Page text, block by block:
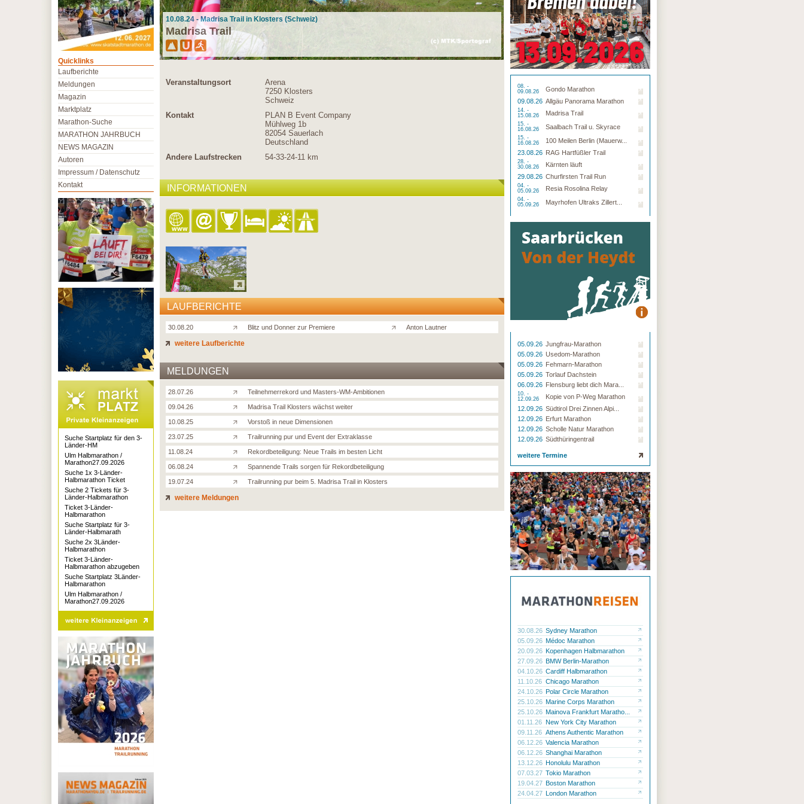
10.08.24 - Madrisa Trail in Klosters (Schweiz)
Madrisa Trail
Veranstaltungsort
Arena
7250 Klosters
Schweiz
Kontakt
PLAN B Event Company
Mühlweg 1b
82054 Sauerlach
Deutschland
Andere Laufstrecken
54-33-24-11 km
INFORMATIONEN
LAUFBERICHTE
30.08.20 Blitz und Donner zur Premiere Anton Lautner
weitere Laufberichte
MELDUNGEN
28.07.26 Teilnehmerrekord und Masters-WM-Ambitionen
09.04.26 Madrisa Trail Klosters wächst weiter
10.08.25 Vorstoß in neue Dimensionen
23.07.25 Trailrunning pur und Event der Extraklasse
11.08.24 Rekordbeteiligung: Neue Trails im besten Licht
06.08.24 Spannende Trails sorgen für Rekordbeteiligung
19.07.24 Trailrunning pur beim 5. Madrisa Trail in Klosters
weitere Meldungen
08. -
09.08.26
Gondo Marathon
09.08.26 Allgäu Panorama Marathon
14. -
15.08.26
Madrisa Trail
15. -
16.08.26
Saalbach Trail u. Skyrace
15. -
16.08.26
100 Meilen Berlin (Mauerw...
23.08.26 RAG Hartfüßler Trail
28. -
30.08.26
Kärnten läuft
29.08.26 Churfirsten Trail Run
04. -
05.09.26
Resia Rosolina Relay
04. -
05.09.26
Mayrhofen Ultraks Zillert...
05.09.26 Jungfrau-Marathon
05.09.26 Usedom-Marathon
05.09.26 Fehmarn-Marathon
05.09.26 Torlauf Dachstein
06.09.26 Flensburg liebt dich Mara...
10. -
12.09.26
Kopie von P-Weg Marathon
12.09.26 Südtirol Drei Zinnen Alpi...
12.09.26 Erfurt Marathon
12.09.26 Scholle Natur Marathon
12.09.26 Südthüringentrail
weitere Termine
30.08.26 Sydney Marathon
05.09.26 Médoc Marathon
20.09.26 Kopenhagen Halbmarathon
27.09.26 BMW Berlin-Marathon
04.10.26 Cardiff Halbmarathon
11.10.26 Chicago Marathon
24.10.26 Polar Circle Marathon
25.10.26 Marine Corps Marathon
25.10.26 Mainova Frankfurt Maratho...
01.11.26 New York City Marathon
09.11.26 Athens Authentic Marathon
06.12.26 Valencia Marathon
06.12.26 Shanghai Marathon
13.12.26 Honolulu Marathon
07.03.27 Tokio Marathon
19.04.27 Boston Marathon
24.04.27 London Marathon
Quicklinks
Laufberichte
Meldungen
Magazin
Marktplatz
Marathon-Suche
MARATHON JAHRBUCH
NEWS MAGAZIN
Autoren
Impressum / Datenschutz
Kontakt
Suche Startplatz für den 3-
Länder-HM
Ulm Halbmarathon /
Marathon27.09.2026
Suche 1x 3-Länder-
Halbmarathon Ticket
Suche 2 Tickets für 3-
Länder-Halbmarathon
Ticket 3-Länder-
Halbmarathon
Suche Startplatz für 3-
Länder-Halbmarath
Suche 2x 3Länder-
Halbmarathon
Ticket 3-Länder-
Halbmarathon abzugeben
Suche Startplatz 3Länder-
Halbmarathon
Ulm Halbmarathon /
Marathon27.09.2026